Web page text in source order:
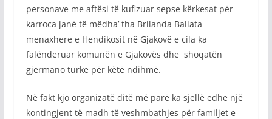
personave me aftësi të kufizuar sepse kërkesat për
karroca janë të mëdha’ tha Brilanda Ballata
menaxhere e Hendikosit në Gjakovë e cila ka
falënderuar komunën e Gjakovës dhe shoqatën
gjermano turke për këtë ndihmë.
Në fakt kjo organizatë ditë më parë ka sjellë edhe një
kontingjent të madh të veshmbathjes për familjet e